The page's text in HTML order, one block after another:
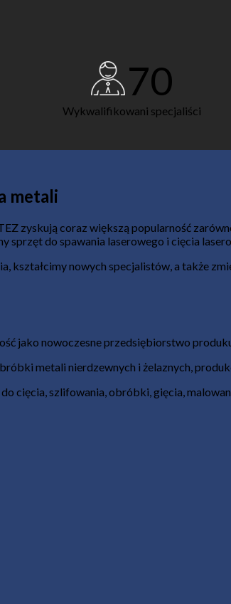
70
Wykwalifikowani specjaliści
metali
zyskują coraz większą popularność
do spawania laserowego i cięcia
kształcimy nowych specjalistów, a także
jako nowoczesne przedsiębiorstwo
metali nierdzewnych i żelaznych,
cięcia, szlifowania, obróbki, gięcia,